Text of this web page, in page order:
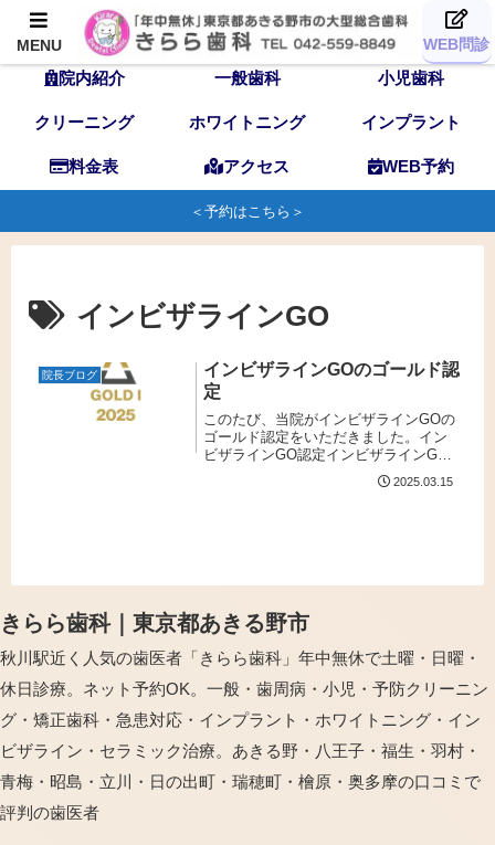
TOP 歯科医師 スタッフ
院内紹介 一般歯科 小児歯科
クリーニング ホワイトニング インプラント
料金表 アクセス WEB予約
＜予約はこちら＞
インビザラインGO
院長ブログ
インビザラインGOのゴールド認
定
このたび、当院がインビザラインGOの
ゴールド認定をいただきました。イン
ビザラインGO認定インビザラインGO
とは、透明で目立たないマウスピース
型矯正装置であり、前歯を中心とした
2025.03.15
きらら歯科｜東京都あきる野市
秋川駅近く人気の歯医者「きらら歯科」年中無休で土曜・日曜・
休日診療。ネット予約OK。一般・歯周病・小児・予防クリーニン
グ・矯正歯科・急患対応・インプラント・ホワイトニング・イン
ビザライン・セラミック治療。あきる野・八王子・福生・羽村・
青梅・昭島・立川・日の出町・瑞穂町・檜原・奥多摩の口コミで
評判の歯医者
MENU WEB問診